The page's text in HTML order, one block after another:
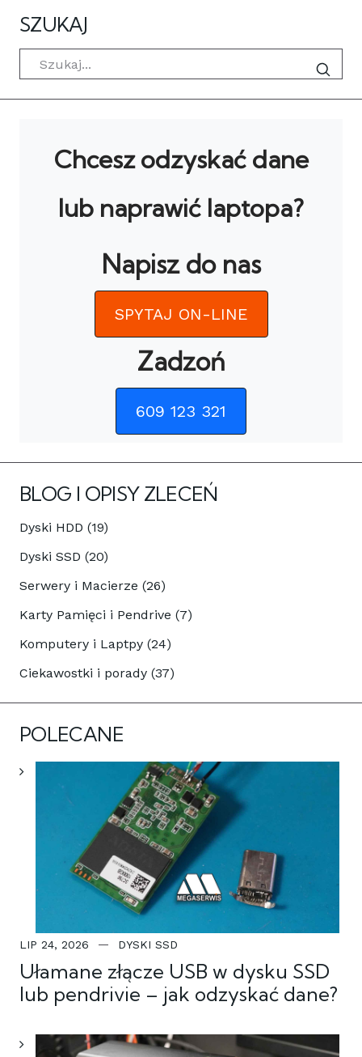
SZUKAJ
Szukaj
Chcesz odzyskać dane
lub naprawić laptopa?
Napisz do nas
SPYTAJ ON-LINE
Zadzoń
609 123 321
BLOG I OPISY ZLECEŃ
Dyski HDD (19)
Dyski SSD (20)
Serwery i Macierze (26)
Karty Pamięci i Pendrive (7)
Komputery i Laptpy (24)
Ciekawostki i porady (37)
POLECANE
LIP 24, 2026 DYSKI SSD
Ułamane złącze USB w dysku SSD
lub pendrivie – jak odzyskać dane?